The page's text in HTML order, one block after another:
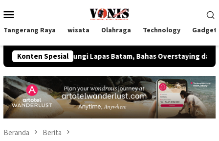
ke
Mobile
Tangerang Raya wisata Olahraga Technology
Konten Spesial
Lapas Batam, Bahas Overstaying dan KUHP Baru
Beranda Berita